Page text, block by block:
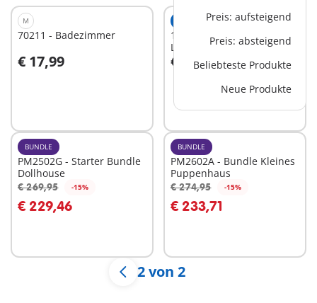
Preis: aufsteigend
Preis: absteigend
Beliebteste Produkte
Neue Produkte
M
70211 - Badezimmer
€ 17,99
In den Warenkorb
EXKLUSIV S
1040 - Puppenhaus
Litfaßsäule
€ 12,99
In den Warenkorb
BUNDLE
PM2502G - Starter Bundle
Dollhouse
€ 269,95 -15%
€ 229,46
In den Warenkorb
BUNDLE
PM2602A - Bundle Kleines
Puppenhaus
€ 274,95 -15%
€ 233,71
In den Warenkorb
2 von 2